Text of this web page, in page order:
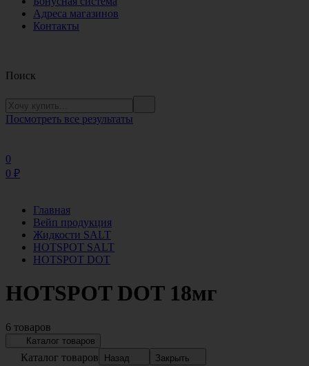
Адреса магазинов
Контакты
Поиск
Посмотреть все результаты
0
0 ₽
Главная
Вейп продукция
Жидкости SALT
HOTSPOT SALT
HOTSPOT DOT
HOTSPOT DOT 18мг
6 товаров
Каталог товаров
Каталог товаров Назад Закрыть